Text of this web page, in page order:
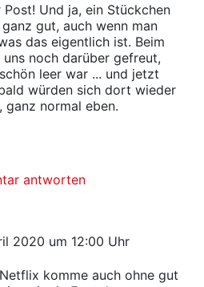
Und ja, ein Stückchen
gut, auch wenn man
das eigentlich ist. Beim
noch darüber gefreut,
leer war ... und jetzt
würden sich dort wieder
ganz normal eben.
antworten
2020 um 12:00 Uhr
komme auch ohne gut